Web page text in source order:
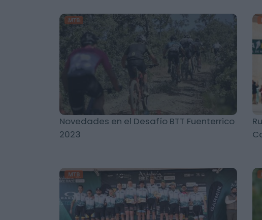
MTB
Novedades en el Desafío BTT Fuenterrico
2023
MTB